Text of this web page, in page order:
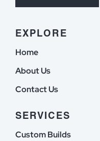
EXPLORE
Home
About Us
Contact Us
SERVICES
Custom Builds